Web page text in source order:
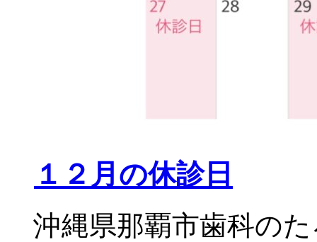
１２月の休診日
沖縄県那覇市歯科の